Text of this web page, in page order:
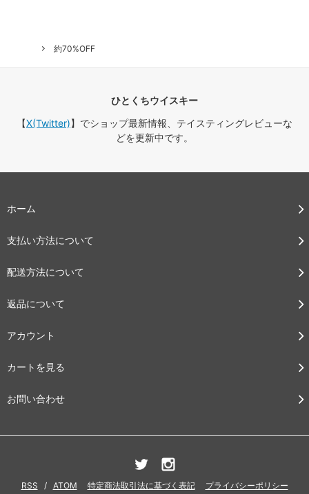
約70%OFF
ひとくちウイスキー
【X(Twitter)】でショップ最新情報、テイスティングレビューな
どを更新中です。
ホーム
支払い方法について
配送方法について
返品について
アカウント
カートを見る
お問い合わせ
RSS / ATOM 特定商法取引法に基づく表記 プライバシーポリシー